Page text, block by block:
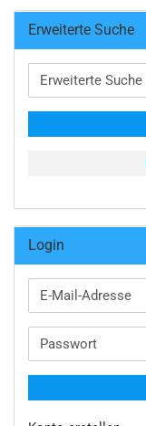
Erweiterte Suche
Erweiterte
Suche
Login
E-
Mail-
Passwort